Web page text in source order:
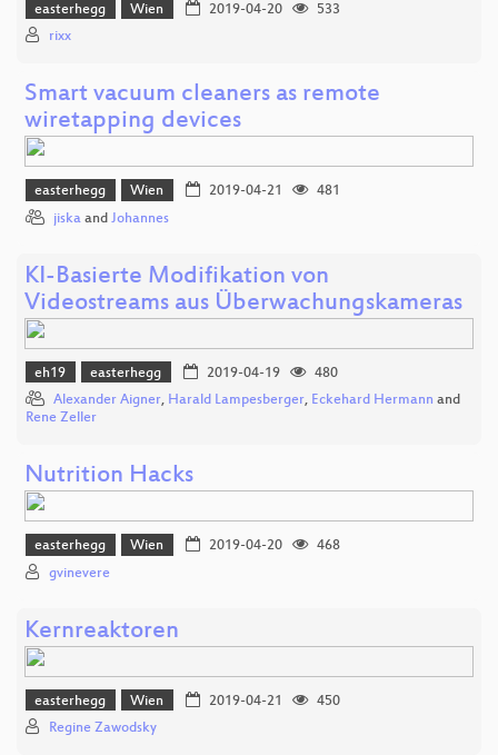
easterhegg Wien 2019-04-20
533
rixx
Smart vacuum cleaners as remote
wiretapping devices
easterhegg Wien 2019-04-21
481
jiska and Johannes
KI-Basierte Modifikation von
Videostreams aus Überwachungskameras
eh19 easterhegg 2019-04-19
480
Alexander Aigner, Harald Lampesberger, Eckehard Hermann and
Rene Zeller
Nutrition Hacks
easterhegg Wien 2019-04-20
468
gvinevere
Kernreaktoren
easterhegg Wien 2019-04-21
450
Regine Zawodsky